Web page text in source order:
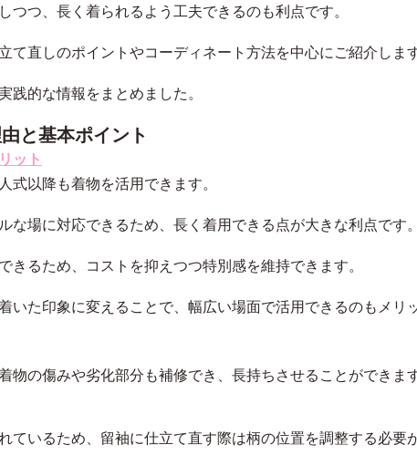
つつ、長く着られるよう工夫できるのも利点です。
て直しのポイントやコーディネート方法を中心にご紹介します
践的な情報をまとめました。
と基本ポイント
ット
式以降も着物を活用できます。
な場に対応できるため、長く着用できる点が大きな利点です。
きるため、コストを抑えつつ特別感を維持できます。
いた印象に変えることで、幅広い場面で活用できるのもメリ
物の傷みや劣化部分も補修でき、長持ちさせることができます
ているため、留袖に仕立て直す際は柄の位置を調整する必要